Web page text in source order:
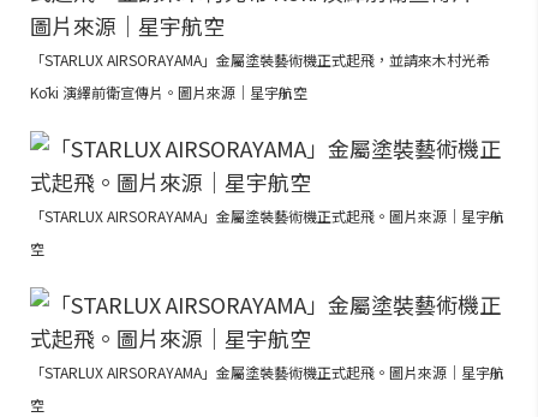
「STARLUX AIRSORAYAMA」金屬塗裝藝術機正式起飛，並請來木村光希
Kōki 演繹前衛宣傳片。圖片來源｜星宇航空
「STARLUX AIRSORAYAMA」金屬塗裝藝術機正式起飛。圖片來源｜星宇航
空
「STARLUX AIRSORAYAMA」金屬塗裝藝術機正式起飛。圖片來源｜星宇航
空